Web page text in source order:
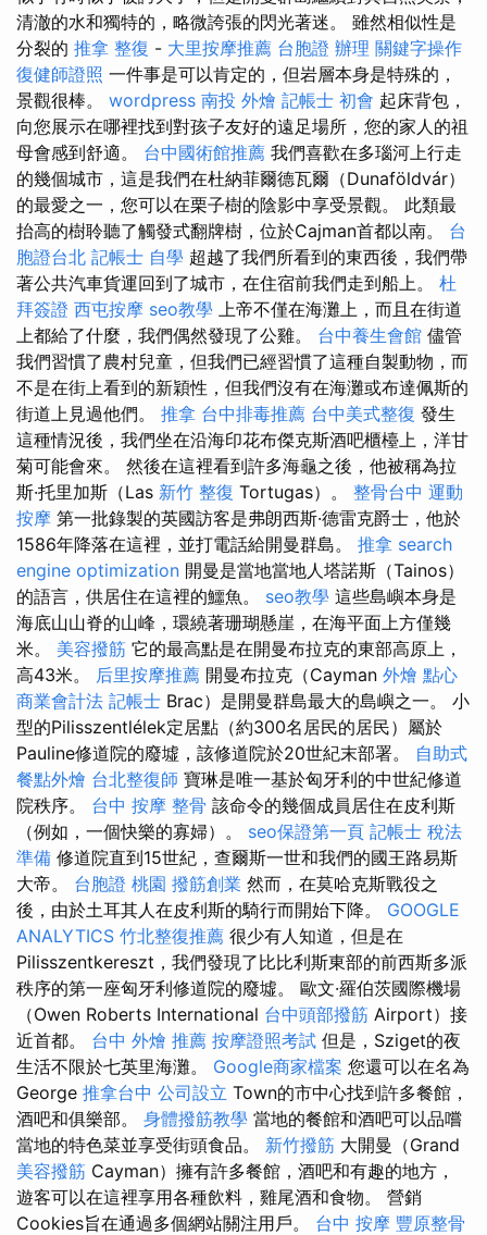
清澈的水和獨特的，略微誇張的閃光著迷。 雖然相似性是
分裂的 推拿 整復 - 大里按摩推薦 台胞證 辦理 關鍵字操作
復健師證照 一件事是可以肯定的，但岩層本身是特殊的，
景觀很棒。 wordpress 南投 外燴 記帳士 初會 起床背包，
向您展示在哪裡找到對孩子友好的遠足場所，您的家人的祖
母會感到舒適。 台中國術館推薦 我們喜歡在多瑙河上行走
的幾個城市，這是我們在杜納菲爾德瓦爾（Dunaföldvár）
的最愛之一，您可以在栗子樹的陰影中享受景觀。 此類最
抬高的樹聆聽了觸發式翻牌樹，位於Cajman首都以南。 台
胞證台北 記帳士 自學 超越了我們所看到的東西後，我們帶
著公共汽車貨運回到了城市，在住宿前我們走到船上。 杜
拜簽證 西屯按摩 seo教學 上帝不僅在海灘上，而且在街道
上都給了什麼，我們偶然發現了公雞。 台中養生會館 儘管
我們習慣了農村兒童，但我們已經習慣了這種自製動物，而
不是在街上看到的新穎性，但我們沒有在海灘或布達佩斯的
街道上見過他們。 推拿 台中排毒推薦 台中美式整復 發生
這種情況後，我們坐在沿海印花布傑克斯酒吧櫃檯上，洋甘
菊可能會來。 然後在這裡看到許多海龜之後，他被稱為拉
斯·托里加斯（Las 新竹 整復 Tortugas）。 整骨台中 運動
按摩 第一批錄製的英國訪客是弗朗西斯·德雷克爵士，他於
1586年降落在這裡，並打電話給開曼群島。 推拿 search
engine optimization 開曼是當地當地人塔諾斯（Tainos）
的語言，供居住在這裡的鱷魚。 seo教學 這些島嶼本身是
海底山山脊的山峰，環繞著珊瑚懸崖，在海平面上方僅幾
米。 美容撥筋 它的最高點是在開曼布拉克的東部高原上，
高43米。 后里按摩推薦 開曼布拉克（Cayman 外燴 點心
商業會計法 記帳士 Brac）是開曼群島最大的島嶼之一。 小
型的Pilisszentlélek定居點（約300名居民的居民）屬於
Pauline修道院的廢墟，該修道院於20世紀末部署。 自助式
餐點外燴 台北整復師 寶琳是唯一基於匈牙利的中世紀修道
院秩序。 台中 按摩 整骨 該命令的幾個成員居住在皮利斯
（例如，一個快樂的寡婦）。 seo保證第一頁 記帳士 稅法
準備 修道院直到15世紀，查爾斯一世和我們的國王路易斯
大帝。 台胞證 桃園 撥筋創業 然而，在莫哈克斯戰役之
後，由於土耳其人在皮利斯的騎行而開始下降。 GOOGLE
ANALYTICS 竹北整復推薦 很少有人知道，但是在
Pilisszentkereszt，我們發現了比比利斯東部的前西斯多派
秩序的第一座匈牙利修道院的廢墟。 歐文·羅伯茨國際機場
（Owen Roberts International 台中頭部撥筋 Airport）接
近首都。 台中 外燴 推薦 按摩證照考試 但是，Sziget的夜
生活不限於七英里海灘。 Google商家檔案 您還可以在名為
George 推拿台中 公司設立 Town的市中心找到許多餐館，
酒吧和俱樂部。 身體撥筋教學 當地的餐館和酒吧可以品嚐
當地的特色菜並享受街頭食品。 新竹撥筋 大開曼（Grand
美容撥筋 Cayman）擁有許多餐館，酒吧和有趣的地方，
遊客可以在這裡享用各種飲料，雞尾酒和食物。 營銷
Cookies旨在通過多個網站關注用戶。 台中 按摩 豐原整骨